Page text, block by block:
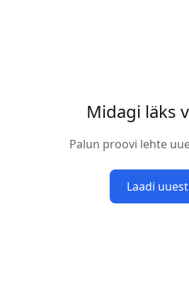
Midagi läks
Palun proovi lehte
Laadi